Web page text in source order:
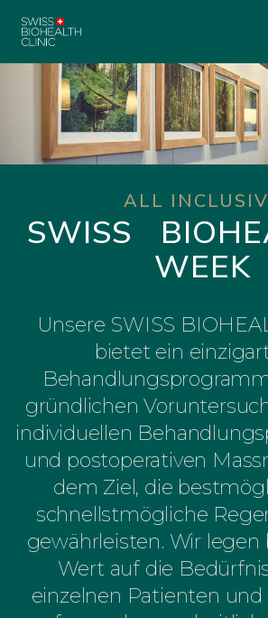
ALL
SWISS
WEEK
Unsere SWISS
bietet ein
gründlichen
individuellen
und postoperativen
dem Ziel, die
schnellstmögliche
gewährleisten. Wir legen
Wert auf die
einzelnen Patienten